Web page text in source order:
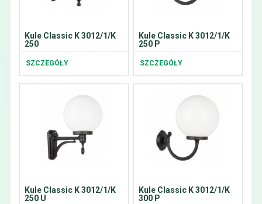
Kule Classic K 3012/1/K
250
SZCZEGÓŁY
Kule Classic K 3012/1/K
250 P
SZCZEGÓŁY
Kule Classic K 3012/1/K
250 U
Kule Classic K 3012/1/K
300 P